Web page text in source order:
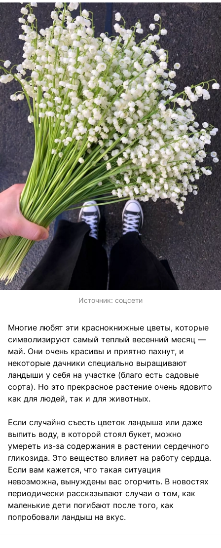
Источник: соцсети
Многие любят эти краснокнижные цветы, которые
символизируют самый теплый весенний месяц —
май. Они очень красивы и приятно пахнут, и
некоторые дачники специально выращивают
ландыши у себя на участке (благо есть садовые
сорта). Но это прекрасное растение очень ядовито
как для людей, так и для животных.
Если случайно съесть цветок ландыша или даже
выпить воду, в которой стоял букет, можно
умереть из-за содержания в растении сердечного
гликозида. Это вещество влияет на работу сердца.
Если вам кажется, что такая ситуация
невозможна, вынуждены вас огорчить. В новостях
периодически рассказывают случаи о том, как
маленькие дети погибают после того, как
попробовали ландыш на вкус.